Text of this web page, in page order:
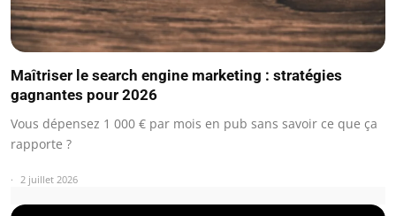
Maîtriser le search engine marketing : stratégies
gagnantes pour 2026
Vous dépensez 1 000 € par mois en pub sans savoir ce que ça
rapporte ?
2 juillet 2026